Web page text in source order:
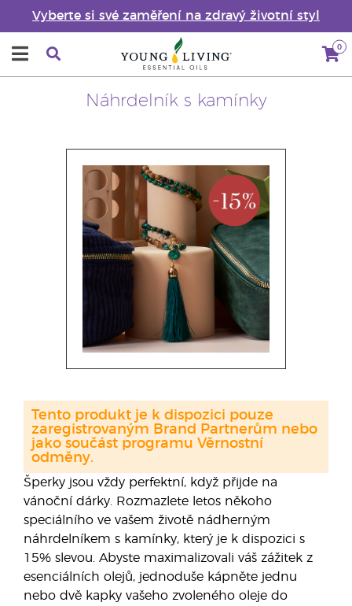
Vyberte si své zaměření na zdravý životní styl
0
Náhrdelník s kamínky
Šperky jsou vždy perfektní, když přijde na
vánoční dárky. Rozmazlete letos někoho
speciálního ve vašem životě nádherným
náhrdelníkem s kamínky, který je k dispozici s
15% slevou. Abyste maximalizovali váš zážitek z
esenciálních olejů, jednoduše kápněte jednu
nebo dvě kapky vašeho zvoleného oleje do
Tento produkt je k dispozici pouze
zaregistrovaným Brand Partnerům nebo
jako součást programu Věrnostní
odměny.